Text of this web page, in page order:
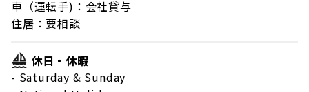
車（運転手)：会社貸与
住居：要相談
休日・休暇
- Saturday & Sunday